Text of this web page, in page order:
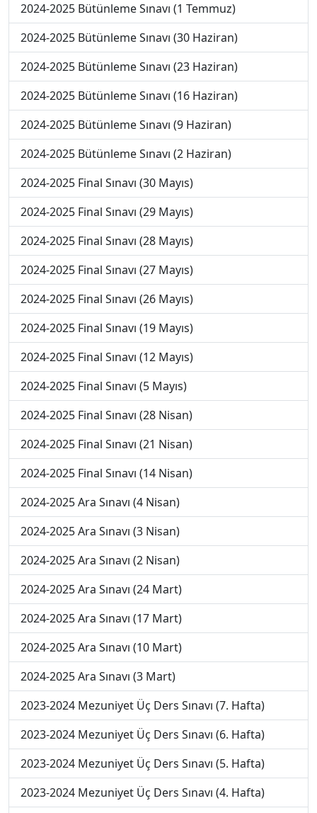
2024-2025 Bütünleme Sınavı (1 Temmuz)
2024-2025 Bütünleme Sınavı (30 Haziran)
2024-2025 Bütünleme Sınavı (23 Haziran)
2024-2025 Bütünleme Sınavı (16 Haziran)
2024-2025 Bütünleme Sınavı (9 Haziran)
2024-2025 Bütünleme Sınavı (2 Haziran)
2024-2025 Final Sınavı (30 Mayıs)
2024-2025 Final Sınavı (29 Mayıs)
2024-2025 Final Sınavı (28 Mayıs)
2024-2025 Final Sınavı (27 Mayıs)
2024-2025 Final Sınavı (26 Mayıs)
2024-2025 Final Sınavı (19 Mayıs)
2024-2025 Final Sınavı (12 Mayıs)
2024-2025 Final Sınavı (5 Mayıs)
2024-2025 Final Sınavı (28 Nisan)
2024-2025 Final Sınavı (21 Nisan)
2024-2025 Final Sınavı (14 Nisan)
2024-2025 Ara Sınavı (4 Nisan)
2024-2025 Ara Sınavı (3 Nisan)
2024-2025 Ara Sınavı (2 Nisan)
2024-2025 Ara Sınavı (24 Mart)
2024-2025 Ara Sınavı (17 Mart)
2024-2025 Ara Sınavı (10 Mart)
2024-2025 Ara Sınavı (3 Mart)
2023-2024 Mezuniyet Üç Ders Sınavı (7. Hafta)
2023-2024 Mezuniyet Üç Ders Sınavı (6. Hafta)
2023-2024 Mezuniyet Üç Ders Sınavı (5. Hafta)
2023-2024 Mezuniyet Üç Ders Sınavı (4. Hafta)